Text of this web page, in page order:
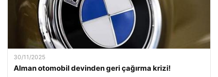
30/11/2025
Alman otomobil devinden geri çağırma krizi!